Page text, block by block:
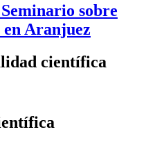
sobre
Aranjuez
científica